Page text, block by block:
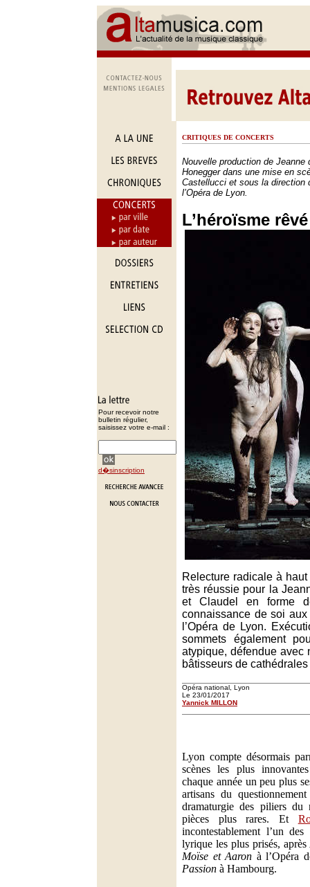
Pour recevoir notre
bulletin régulier,
saisissez votre e-mail :
d�sinscription
CRITIQUES DE CONCERTS
Nouvelle production de Jeanne
Honegger dans une mise en
Castellucci et sous la direction
l’Opéra de Lyon.
L’héroïsme
Relecture radicale à
très réussie pour la
et Claudel en forme
connaissance de soi
l’Opéra de Lyon.
sommets également
atypique, défendue avec
bâtisseurs de
Opéra national, Lyon
Le 23/01/2017
Yannick MILLON
Lyon compte désormais
scènes les plus
chaque année un peu plus
artisans du
dramaturgie des piliers du
pièces plus rares. Et
incontestablement l’un
lyrique les plus prisés, après
Moïse et Aaron à l’Opéra
Passion à Hambourg.